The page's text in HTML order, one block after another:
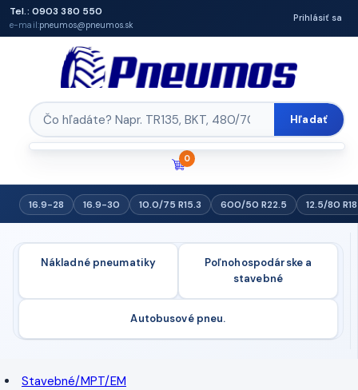
Tel.: 0903 380 550
e-mail:pneumos@pneumos.sk
Prihlásiť sa
Hľadať
0
16.9-28 16.9-30 10.0/75 R15.3 600/50 R22.5 12.5/80 R18
Nákladné pneumatiky
Poľnohospodárske a
stavebné
Autobusové pneu.
Stavebné/MPT/EM